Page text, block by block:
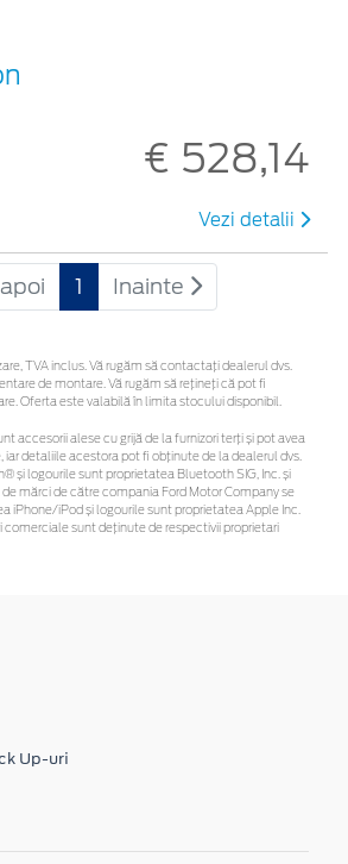
€ 528,14
Vezi detalii
1 Inainte
TVA inclus. Vă rugăm să contactaţi dealerul dvs.
de montare. Vă rugăm să rețineți că pot fi
Oferta este valabilă în limita stocului disponibil.
accesorii alese cu grijă de la furnizori terți și pot avea
iar detaliile acestora pot fi obținute de la dealerul dvs.
și logourile sunt proprietatea Bluetooth SIG, Inc. și
mărci de către compania Ford Motor Company se
iPhone/iPod și logourile sunt proprietatea Apple Inc.
comerciale sunt deținute de respectivii proprietari
Up-uri